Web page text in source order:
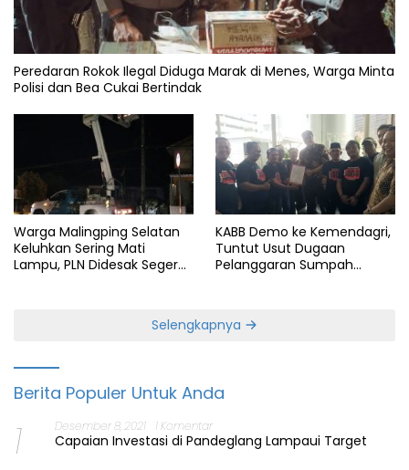
Peredaran Rokok Ilegal Diduga Marak di Menes, Warga Minta
Polisi dan Bea Cukai Bertindak
Warga Malingping Selatan
Keluhkan Sering Mati
Lampu, PLN Didesak Segera
KABB Demo ke Kemendagri,
Tuntut Usut Dugaan
Pelanggaran Sumpah
Selengkapnya
Berita Populer Untuk Anda
1 Desember 8, 2021 1 Komentar
Capaian Investasi di Pandeglang Lampaui Target